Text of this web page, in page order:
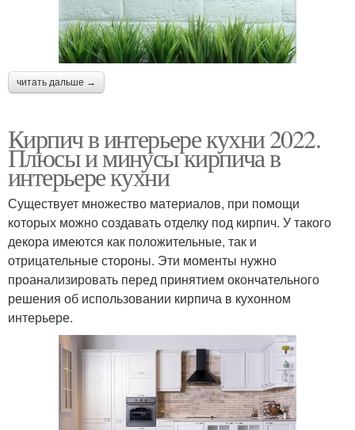
читать дальше →
Кирпич в интерьере кухни 2022.
Плюсы и минусы кирпича в
интерьере кухни
Существует множество материалов, при помощи
которых можно создавать отделку под кирпич. У такого
декора имеются как положительные, так и
отрицательные стороны. Эти моменты нужно
проанализировать перед принятием окончательного
решения об использовании кирпича в кухонном
интерьере.